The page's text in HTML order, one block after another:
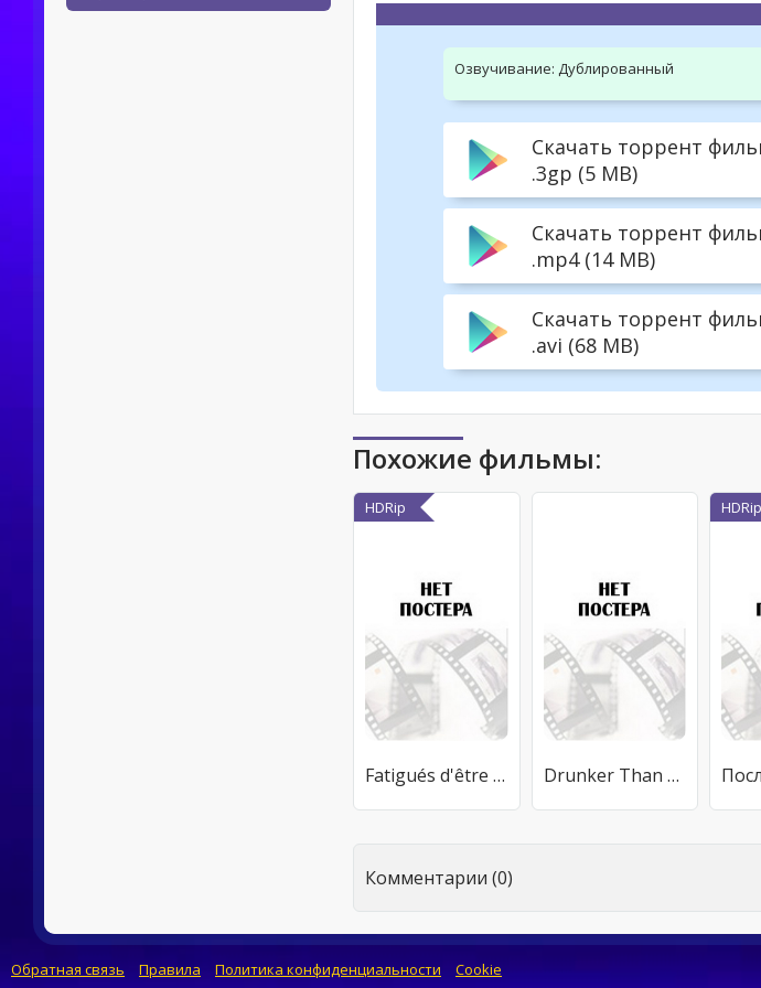
Озвучивание: Дублированный
Скачать торрент
.3gp (5 MB)
Скачать торрент
.mp4 (14 MB)
Скачать торрент
.avi (68 MB)
Похожие фильмы:
HDRip
Fatigués d'être beaux Drunker Than a Skunk
HDRip
Комментарии (0)
Обратная связь Правила Политика конфиденциальности Cookie